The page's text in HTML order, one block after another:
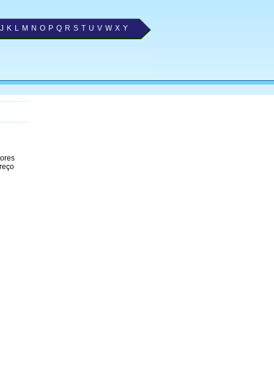
J K L M N O P Q R S T U V W X Y